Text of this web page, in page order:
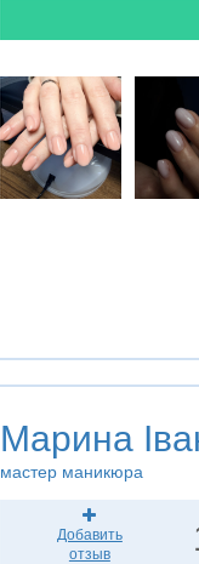
Марина
мастер маникюра
Добавить
отзыв